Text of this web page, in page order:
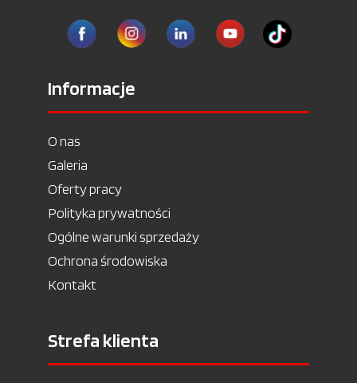
Informacje
O nas
Galeria
Oferty pracy
Polityka prywatności
Ogólne warunki sprzedaży
Ochrona środowiska
Kontakt
Strefa klienta